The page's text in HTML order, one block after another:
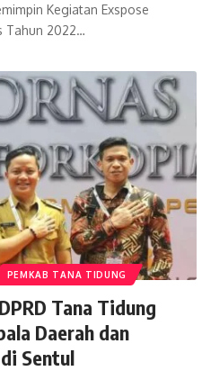
Kegiatan Exspose
Tahun 2022…
PEMKAB TANA TIDUNG
Tana Tidung
Daerah dan
Sentul